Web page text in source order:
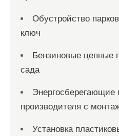
Обустройство
ключ
Бензиновые цепные
сада
Энергосберегающие
производителя с
Установка